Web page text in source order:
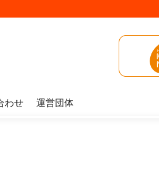
わせ 運営団体